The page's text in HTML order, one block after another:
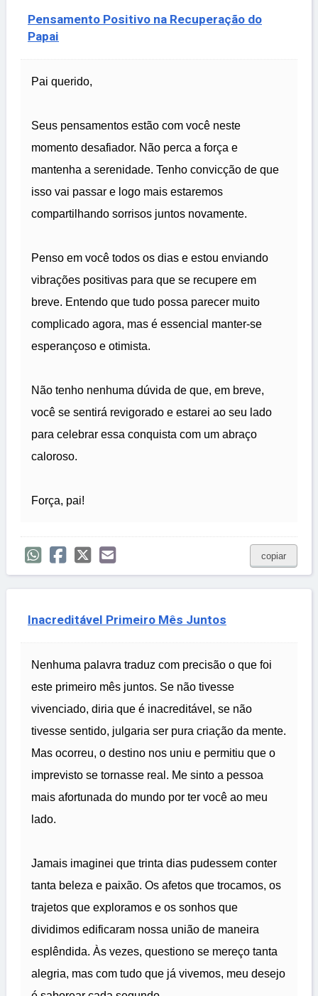
Pensamento Positivo na Recuperação do
Papai
Pai querido,
Seus pensamentos estão com você neste
momento desafiador. Não perca a força e
mantenha a serenidade. Tenho convicção de que
isso vai passar e logo mais estaremos
compartilhando sorrisos juntos novamente.
Penso em você todos os dias e estou enviando
vibrações positivas para que se recupere em
breve. Entendo que tudo possa parecer muito
complicado agora, mas é essencial manter-se
esperançoso e otimista.
Não tenho nenhuma dúvida de que, em breve,
você se sentirá revigorado e estarei ao seu lado
para celebrar essa conquista com um abraço
caloroso.
Força, pai!
copiar
Inacreditável Primeiro Mês Juntos
Nenhuma palavra traduz com precisão o que foi
este primeiro mês juntos. Se não tivesse
vivenciado, diria que é inacreditável, se não
tivesse sentido, julgaria ser pura criação da mente.
Mas ocorreu, o destino nos uniu e permitiu que o
imprevisto se tornasse real. Me sinto a pessoa
mais afortunada do mundo por ter você ao meu
lado.
Jamais imaginei que trinta dias pudessem conter
tanta beleza e paixão. Os afetos que trocamos, os
trajetos que exploramos e os sonhos que
dividimos edificaram nossa união de maneira
esplêndida. Às vezes, questiono se mereço tanta
alegria, mas com tudo que já vivemos, meu desejo